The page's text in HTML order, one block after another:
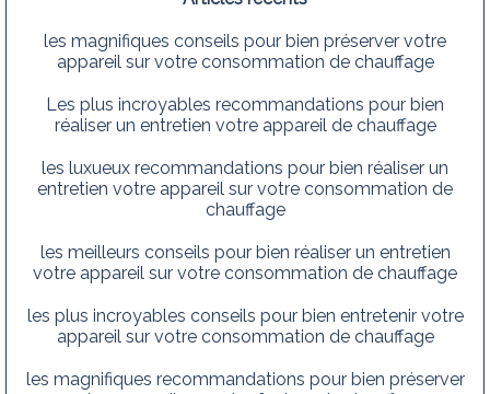
les magnifiques conseils pour bien préserver votre
appareil sur votre consommation de chauffage
Les plus incroyables recommandations pour bien
réaliser un entretien votre appareil de chauffage
les luxueux recommandations pour bien réaliser un
entretien votre appareil sur votre consommation de
chauffage
les meilleurs conseils pour bien réaliser un entretien
votre appareil sur votre consommation de chauffage
les plus incroyables conseils pour bien entretenir votre
appareil sur votre consommation de chauffage
les magnifiques recommandations pour bien préserver